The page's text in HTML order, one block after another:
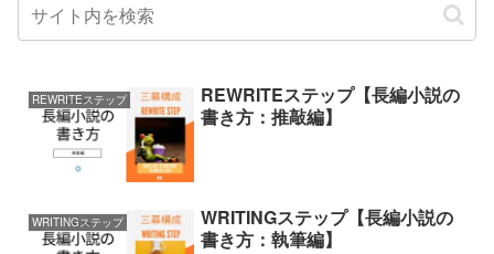
REWRITEステップ
REWRITEステップ【長編小説の
書き方：推敲編】
WRITINGステップ
WRITINGステップ【長編小説の
書き方：執筆編】